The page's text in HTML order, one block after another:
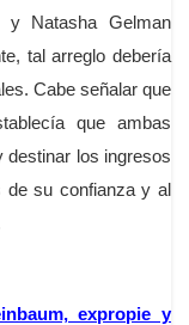
y Natasha Gelman
tal arreglo debería
Cabe señalar que
que ambas
destinar los ingresos
de su confianza y al
expropie y